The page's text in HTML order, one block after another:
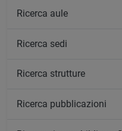
Ricerca aule
Ricerca sedi
Ricerca strutture
Ricerca pubblicazioni